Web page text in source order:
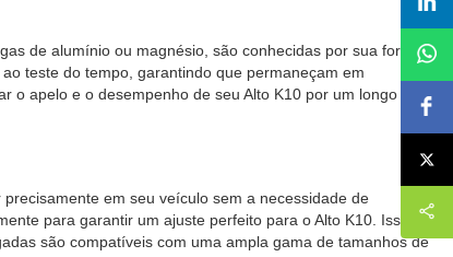
de alumínio ou magnésio, são conhecidas por sua força e
teste do tempo, garantindo que permaneçam em
o apelo e o desempenho de seu Alto K10 por um longo
em seu veículo sem a necessidade de
para garantir um ajuste perfeito para o Alto K10. Isso
são compatíveis com uma ampla gama de tamanhos de